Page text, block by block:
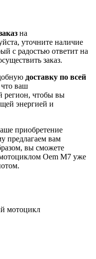
на
уточните наличие
с радостью ответит на
заказ.
доставку по всей
ваш
регион, чтобы вы
энергией и
приобретение
предлагаем вам
вы сможете
Oem M7 уже
мотоцикл